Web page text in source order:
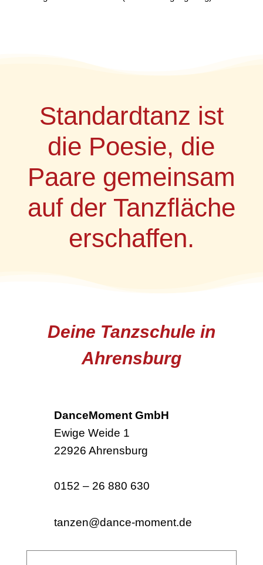
Standardtanz ist
die Poesie, die
Paare gemeinsam
auf der Tanzfläche
erschaffen.
Deine Tanzschule in
Ahrensburg
DanceMoment GmbH
Ewige Weide 1
22926 Ahrensburg
0152 – 26 880 630
tanzen@dance-moment.de